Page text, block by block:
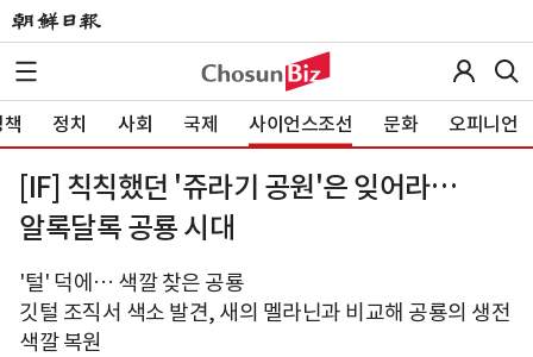
정치 사회 국제 사이언스조선 문화 오피니언
[IF] 칙칙했던 '쥬라기 공원'은 잊어라…
알록달록 공룡 시대
'털' 덕에… 색깔 찾은 공룡
깃털 조직서 색소 발견, 새의 멜라닌과 비교해 공룡의 생전
색깔 복원